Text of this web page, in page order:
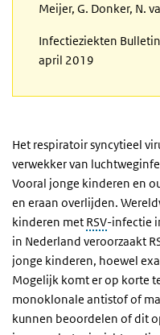
Meijer, G. Donker, N.
Infectieziekten
april 2019
Het respiratoir syncytieel
verwekker van
Vooral jonge kinderen en
en eraan overlijden.
kinderen met RSV-infectie
in Nederland veroorzaakt
jonge kinderen, hoewel
Mogelijk komt er op korte
monoklonale antistof of
kunnen beoordelen of dit